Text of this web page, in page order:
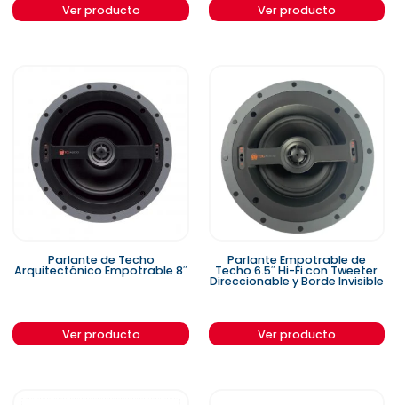
Ver producto Ver producto
Parlante de Techo
Arquitectónico Empotrable 8″
Ver producto
Parlante Empotrable de
Techo 6.5″ Hi-Fi con Tweeter
Direccionable y Borde Invisible
Ver producto